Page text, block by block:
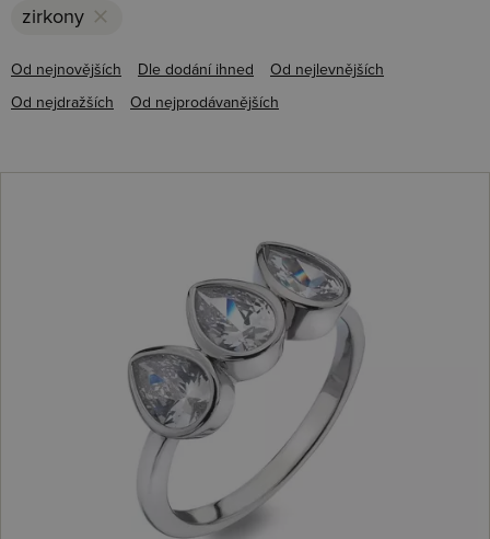
zirkony clear
Od nejnovějších Dle dodání ihned Od nejlevnějších
Od nejdražších Od nejprodávanějších